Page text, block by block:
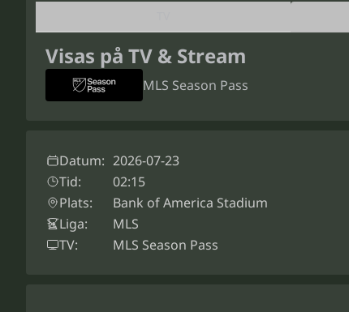
Visas på TV & Stream
MLS Season Pass
Datum: 2026-07-23
Tid:
02:15
Plats:
Bank of America Stadium
Liga:
MLS
TV:
MLS Season Pass